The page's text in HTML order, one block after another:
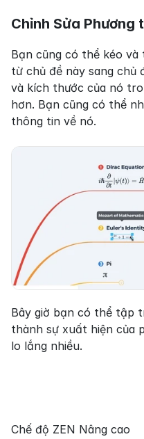
Chỉnh Sửa Phương
Bạn cũng có thể kéo
từ chủ đề này sang chủ
và kích thước của nó
hơn. Bạn cũng có thể
thông tin về nó.
Bây giờ bạn có thể tập
thành sự xuất hiện của
lo lắng nhiều.
Chế độ ZEN Nâng cao